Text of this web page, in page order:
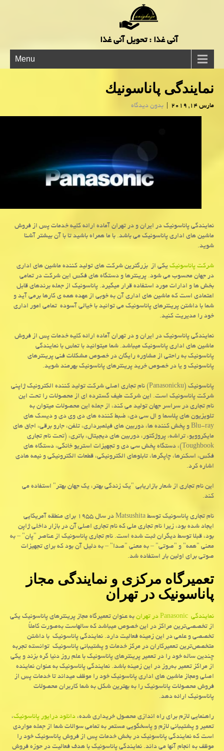
آنی غذا : تحویل آنی غذا
Menu
نمایندگی پاناسونیك
مارس 14, 2019 | بدون دیدگاه
نمایندگی پاناسونیك در ایران و در تهران آماده ارائه كلیه خدمات پس از فروش
ماشین های اداری پاناسونیك می باشد. با ما همراه باشید تا با آن بیشتر آشنا
شوید.
شرکت پاناسونیکیکی از بزرگترین شرکت های تولید کننده ماشین های اداری
در جهان محسوب می شود. پرینترها و دستگاه های فکس این شرکت در تمامی
بخش ها و ادارات مورد استفاده قرار میگیرد. پاناسونیک از جمله برندهای قابل
اعتمادی است که ماشین های اداری آن به خوبی از عهده همه ی کارها برمی آید و
شما با داشتن پرینترهای پاناسونیک می توانید با خیالی آسوده تمامی امور اداری
خود را مدیریت کنید.
نمایندگی پاناسونیک در ایران و در تهران آماده ارائه کلیه خدمات پس از فروش
ماشین های اداری پاناسونیک میباشد. شما میتوانید با تماس با نمایندگی
پاناسونیک به راحتی از مشاوره رایگان در خصوص مشکلات فنی پرینترهای
پاناسونیک و یا در خصوص خرید پرینترهای پاناسونیک بهرمند شوید.
پاناسونیک ( Panasonicku) نام تجاری اصلی شرکت تولید کننده الکترونیک ژاپنی
شرکت پاناسونیک است. این شرکت طیف گسترده ای از محصولات را تحت این
نام تجاری در سراسر جهان تولید می کند، از جمله این محصولات میتوان به
تلویزیون های پلاسما و ال سی دی، ضبط کننده های دی وی دی و دیسک های
Blu-rayو پخش کننده ها، دوربین های فیلمبرداری، تلفن، جارو برقی، اجاق های
مایکروویو، تراشه، پروژکتور، دوربین های دیجیتال، باتری، (تحت نام تجاری
Toughbook)، دستگاه پخش سی دی و تجهیزات استریو خانگی، دستگاه های
فکس، اسکنرها، چاپگرها، تابلوهای الکترونیکی، قطعات الکترونیکی و نیمه هادی
اشاره کرد.
این نام تجاری از شعار بازاریابی "یک زندگی بهتر، یک جهان بهتر" استفاده می
کند.
نام تجاری پاناسونیک توسطMatsushita
در سال ۱۹۵۵ برای منطقه آمریکایی
ایجاد شده بود، زیرا نام تجاری ملی که نام تجاری اصلی آن در بازار داخلی ژاپن
بود، قبلا توسط دیگران ثبت شده است. نام تجاری پاناسونیک از عناصر "پان" – به
معنی "همه" و "صوتی" – به معنی "صدا" – به دلیل آن بود که برای تجهیزات
صوتی برای اولین بار استفاده شد.
تعمیرگاه مرکزی و نمایندگی مجاز
پاناسونیک در تهران
نمایندگی Panasonicدر تهرانبه عنوان تعمیرگاه مجاز پرینترهای پاناسونیک یکی
از تخصصی‌ترین مراکز در این خصوص میباشد که سالهاست به‌صورت کاملاً
تخصصی و علمی در این زمینه فعالیت دارد. نمایندگی پاناسونیک با داشتن
متخصص‌ترین تعمیرکاران در مرکز خدمات و پشتیبانی پاناسونیک توانسته‌ تجربه
چندین ساله خود را در تعمیر پرینترهای پاناسونیک با علم روز دنیا گره بزند و یکی
از مراکز تعمیر به‌روز در این زمینه باشد. نمایندگی پاناسونیک به عنوان نماینده
اصلی ومجاز ماشین های اداری پاناسونیک خود را موظف میداند تا خدمات پس از
فروش محصولات پاناسونیک را به بهترین شکل به شما کاربران محصولات
پاناسونیک ارائه دهد.
راهنمایی لازم برای راه اندازی محصول خریداری شده،دانلود درایور پاناسونیک،
تعمیر و پشتیبانی لازم و پاسخگویی مستمر به تمامی سوالات شما از جمله مواردی
است که نمایندگی پاناسونیک در بخش خدمات پس از فروش پاناسونیک خود را
موظف به انجام آنها می داند. نمایندگی پاناسونیک با هدف فعالیت در حوزه فروش